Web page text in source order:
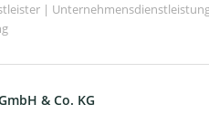
|
& Co. KG